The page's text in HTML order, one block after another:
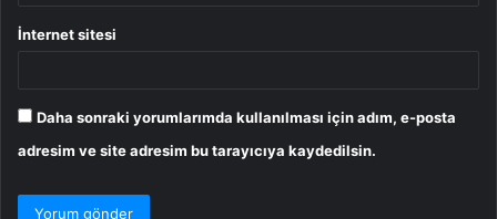
İnternet sitesi
Daha sonraki yorumlarımda kullanılması için adım, e-posta
adresim ve site adresim bu tarayıcıya kaydedilsin.